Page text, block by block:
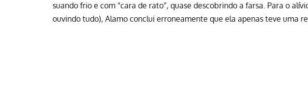
suando frio e com “cara de rato”, quase descobrindo a farsa. Para o
ouvindo tudo), Alamo conclui erroneamente que ela apenas teve uma